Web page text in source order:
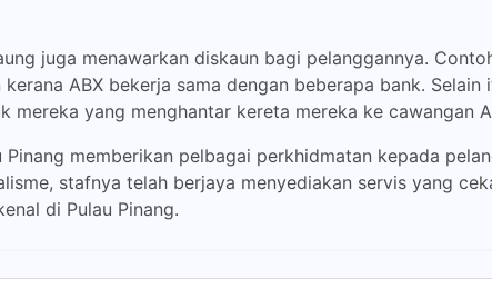
juga menawarkan diskaun bagi pelanggannya.
ABX bekerja sama dengan beberapa bank.
yang menghantar kereta mereka ke cawangan
Pinang memberikan pelbagai perkhidmatan kepada
stafnya telah berjaya menyediakan servis yang
di Pulau Pinang.